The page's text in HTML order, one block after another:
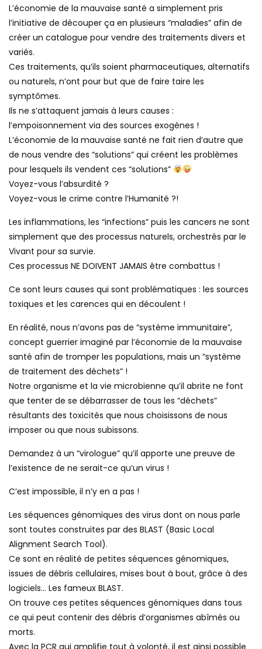
L’économie de la mauvaise santé a simplement pris
l’initiative de découper ça en plusieurs “maladies” afin de
créer un catalogue pour vendre des traitements divers et
variés.
Ces traitements, qu’ils soient pharmaceutiques, alternatifs
ou naturels, n’ont pour but que de faire taire les
symptômes.
Ils ne s’attaquent jamais à leurs causes :
l’empoisonnement via des sources exogènes !
L’économie de la mauvaise santé ne fait rien d’autre que
de nous vendre des “solutions” qui créent les problèmes
pour lesquels ils vendent ces “solutions”
Voyez-vous l’absurdité ?
Voyez-vous le crime contre l’Humanité ?!
Les inflammations, les “infections” puis les cancers ne sont
simplement que des processus naturels, orchestrés par le
Vivant pour sa survie.
Ces processus NE DOIVENT JAMAIS être combattus !
Ce sont leurs causes qui sont problématiques : les sources
toxiques et les carences qui en découlent !
En réalité, nous n’avons pas de “système immunitaire”,
concept guerrier imaginé par l’économie de la mauvaise
santé afin de tromper les populations, mais un “système
de traitement des déchets” !
Notre organisme et la vie microbienne qu’il abrite ne font
que tenter de se débarrasser de tous les “déchets”
résultants des toxicités que nous choisissons de nous
imposer ou que nous subissons.
Demandez à un “virologue” qu’il apporte une preuve de
l’existence de ne serait-ce qu’un virus !
C’est impossible, il n’y en a pas !
Les séquences génomiques des virus dont on nous parle
sont toutes construites par des BLAST (Basic Local
Alignment Search Tool).
Ce sont en réalité de petites séquences génomiques,
issues de débris cellulaires, mises bout à bout, grâce à des
logiciels… Les fameux BLAST.
On trouve ces petites séquences génomiques dans tous
ce qui peut contenir des débris d’organismes abîmés ou
morts.
Avec la PCR qui amplifie tout à volonté, il est ainsi possible